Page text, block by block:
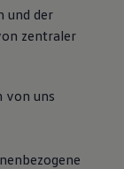
und der
zentraler
von uns